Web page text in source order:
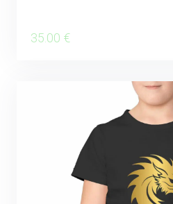
35 .00 €